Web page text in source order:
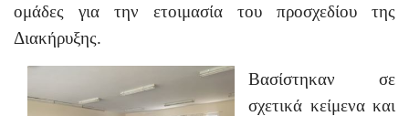
ομάδες για την ετοιμασία του προσχεδίου της
Διακήρυξης.
Βασίστηκαν σε
σχετικά κείμενα και